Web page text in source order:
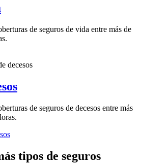
de seguros de vida entre más de
de seguros de decesos entre más
tipos de seguros